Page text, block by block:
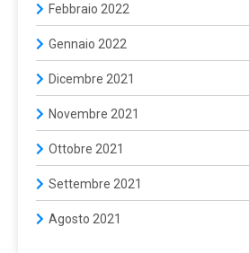
Febbraio 2022
Gennaio 2022
Dicembre 2021
Novembre 2021
Ottobre 2021
Settembre 2021
Agosto 2021